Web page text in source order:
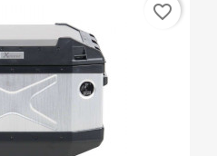
favorite_border